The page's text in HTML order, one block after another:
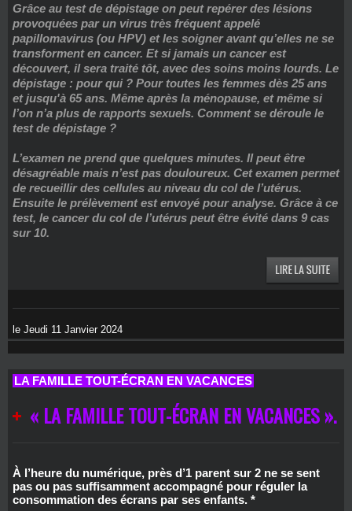
Grâce au test de dépistage on peut repérer des lésions
provoquées par un virus très fréquent appelé
papillomavirus (ou HPV) et les soigner avant qu’elles ne se
transforment en cancer. Et si jamais un cancer est
découvert, il sera traité tôt, avec des soins moins lourds. Le
dépistage : pour qui ? Pour toutes les femmes dès 25 ans
et jusqu'à 65 ans. Même après la ménopause, et même si
l’on n’a plus de rapports sexuels. Comment se déroule le
test de dépistage ?
L’examen ne prend que quelques minutes. Il peut être
désagréable mais n’est pas douloureux. Cet examen permet
de recueillir des cellules au niveau du col de l’utérus.
Ensuite le prélèvement est envoyé pour analyse. Grâce à ce
test, le cancer du col de l’utérus peut être évité dans 9 cas
sur 10.
le Jeudi 11 Janvier 2024
LA FAMILLE TOUT-ÉCRAN EN VACANCES
« LA FAMILLE TOUT-ÉCRAN EN VACANCES ».
À l’heure du numérique, près d’1 parent sur 2 ne se sent
pas ou pas suffisamment accompagné pour réguler la
consommation des écrans par ses enfants. *